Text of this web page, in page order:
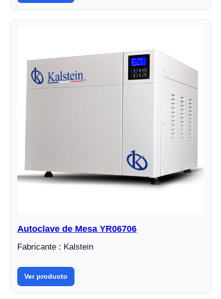
Autoclave de Mesa YR06706
Fabricante : Kalstein
Ver producto